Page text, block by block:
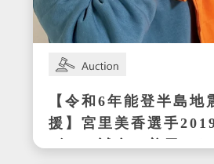
【令和6年能登半島地
援】宮里美香選手
ズンの試合で着用し